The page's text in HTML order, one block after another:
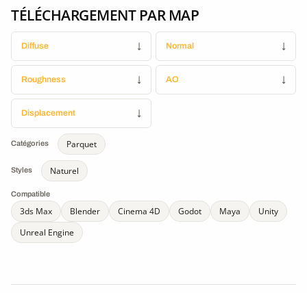
TÉLÉCHARGEMENT PAR MAP
Diffuse ↓ Normal ↓
Roughness ↓ AO ↓
Displacement ↓
Catégories Parquet
Styles Naturel
Compatible
3ds Max Blender Cinema 4D Godot Maya
Unity
Unreal Engine